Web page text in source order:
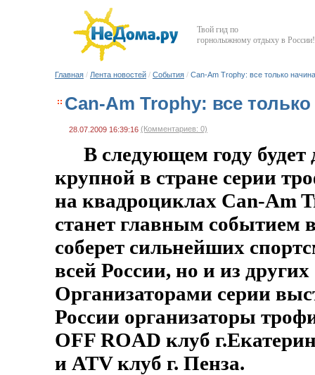
Твой гид по
горнолыжному отдыху в России!
Главная / Лента новостей / События / Can-Am Trophy: все только
Can-Am Trophy: все только
28.07.2009 16:39:16 (Комментариев: 0)
В следующем году будет
крупной в стране серии
на квадроциклах Can-Am
станет главным событием
соберет сильнейших
всей России, но и из других
Организаторами серии
России организаторы
OFF ROAD клуб
и ATV клуб г. Пенза.